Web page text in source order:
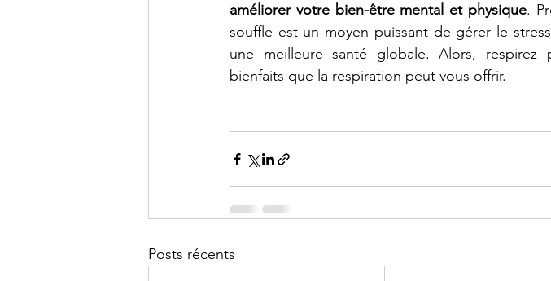
améliorer votre bien-être mental et physique.
souffle est un moyen puissant de gérer le
une meilleure santé globale. Alors,
bienfaits que la respiration peut vous offrir.
Posts récents